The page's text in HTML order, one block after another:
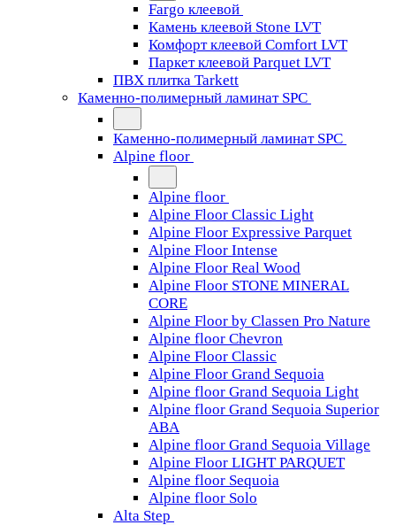
Fargo клеевой
Камень клеевой Stone LVT
Комфорт клеевой Comfort LVT
Паркет клеевой Parquet LVT
ПВХ плитка Tarkett
Каменно-полимерный ламинат SPC
Каменно-полимерный ламинат SPC
Alpine floor
Alpine floor
Alpine Floor Classic Light
Alpine Floor Expressive Parquet
Alpine Floor Intense
Alpine Floor Real Wood
Alpine Floor STONE MINERAL
CORE
Alpine Floor by Classen Pro Nature
Alpine floor Chevron
Alpine Floor Classic
Alpine Floor Grand Sequoia
Alpine floor Grand Sequoia Light
Alpine floor Grand Sequoia Superior
ABA
Alpine floor Grand Sequoia Village
Alpine Floor LIGHT PARQUET
Alpine floor Sequoia
Alpine floor Solo
Alta Step